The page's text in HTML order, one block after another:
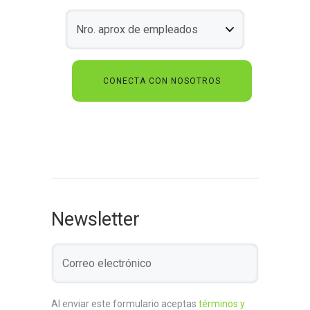
Newsletter
Al enviar este formulario aceptas términos y